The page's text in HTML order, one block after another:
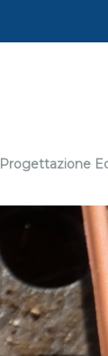
Progettazione